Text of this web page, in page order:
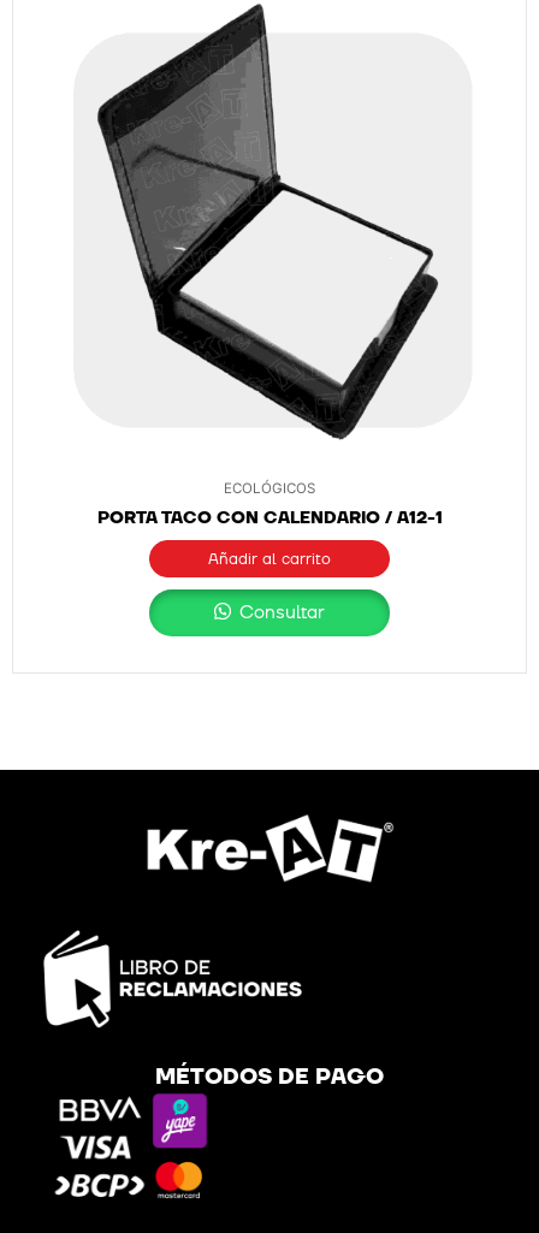
ECOLÓGICOS
PORTA TACO CON CALENDARIO / A12-1
Añadir al carrito
Consultar
MÉTODOS DE PAGO